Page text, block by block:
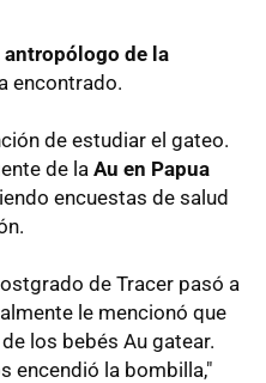
antropólogo de la
encontrado.
de estudiar el gateo.
de laAu en Papua
encuestas de salud
de Tracer pasó a
le mencionó que
los bebés Au gatear.
encendió la bombilla,"